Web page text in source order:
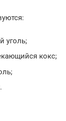
уголь;
кокс;